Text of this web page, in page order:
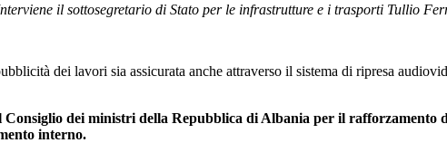
il sottosegretario di Stato per le infrastrutture e i trasporti Tullio
dei lavori sia assicurata anche attraverso il sistema di ripresa
dei ministri della Repubblica di Albania per il rafforzamento
interno.